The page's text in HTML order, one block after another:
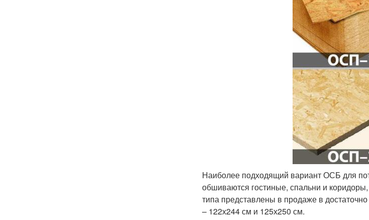
Наиболее подходящий вариант ОСБ для
обшиваются гостиные, спальни и
типа представлены в продаже в
– 122х244 см и 125х250 см.